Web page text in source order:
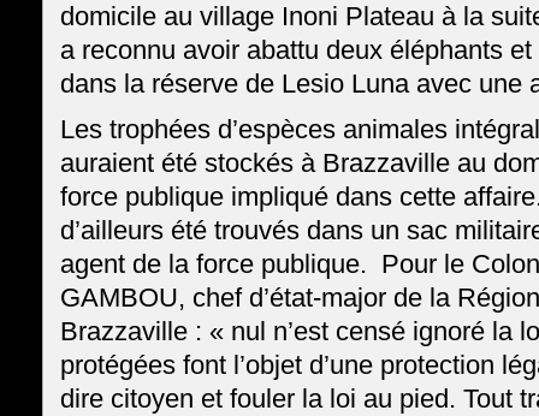
domicile au village Inoni Plateau à la
a reconnu avoir abattu deux éléphants
dans la réserve de Lesio Luna avec une
Les trophées d’espèces animales
auraient été stockés à Brazzaville au
force publique impliqué dans cette
d’ailleurs été trouvés dans un sac
agent de la force publique. Pour le
GAMBOU, chef d’état-major de la
Brazzaville : « nul n’est censé ignoré la
protégées font l’objet d’une protection
dire citoyen et fouler la loi au pied. Tout